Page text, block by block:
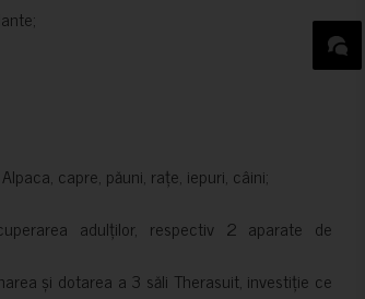
capre, păuni, rațe, iepuri, câini;
adulților, respectiv 2 aparate de
și dotarea a 3 săli Therasuit, investiție ce